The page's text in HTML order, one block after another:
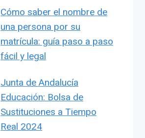
Cómo saber el nombre de
una persona por su
matrícula: guía paso a paso
fácil y legal
Junta de Andalucía
Educación: Bolsa de
Sustituciones a Tiempo
Real 2024